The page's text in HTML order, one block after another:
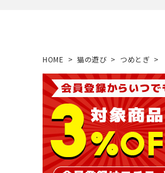
HOME 猫の遊び つめとぎ